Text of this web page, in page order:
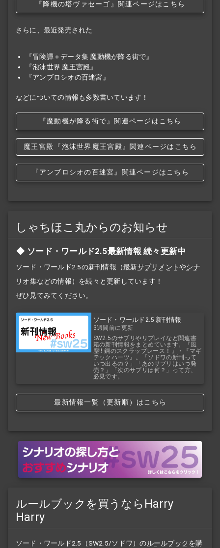
『降機の塔ヴァセーゴ』関連ページはこちら
さらに、最近発売された
『冒険譚＋データ集 魔動機が降る街で』
『泡沫世界 魔王宮殿』
『アンブロシオの百迷宮』
などについての情報も多数書いています！
『魔動機が降る街で』関連ページはこちら
魔王宮殿 『泡沫世界 魔王宮殿』関連ページはこちら
『アンブロシオの百迷宮』関連ページはこちら
しゃちほこ丸からのお知らせ
ソード・ワールド2.5最新情報 続々更新中
ソード・ワールド2.5の新刊情報（最新サプリメントやシナ
リオ集などの情報）を続々と更新しています！
ぜひ見てみてください。
ソード・ワールド2.5 新刊情報
3週間前に更新
SW2.5のサプリやリプレイなど関連書
籍の新刊情報をまとめています。『風
塵!! 鋼のスクラップレース！』・『マギ
テックハーツ』。「ソドワの新刊って
いつ出るの？」「あのサプリはいつ発
売？」「次のサプリは何？」って方、
必見です。
最新情報一覧（更新順）はこちら
ルールブックを買うならHarry
Harry
ソード・ワールド2.5（SW2.5/ソドワ）のルールブックを購